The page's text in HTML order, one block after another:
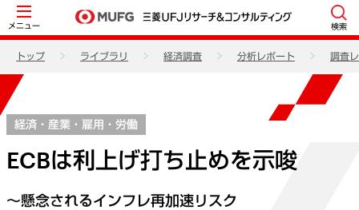
メニュー 検索
トップ ライブラリ 経済調査 分析レポート 調査
経済・産業・雇用・労働
ECBは利上げ打ち止めを示唆
～懸念されるインフレ再加速リスク